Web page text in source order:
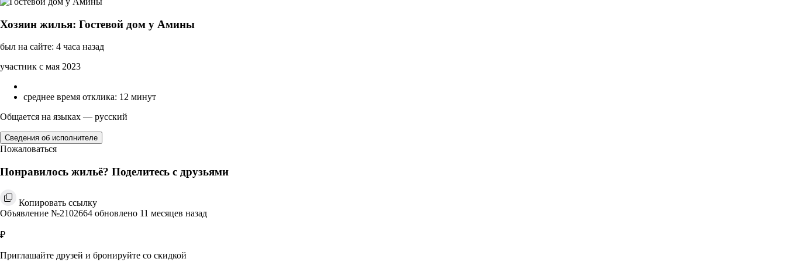
Хозяин жилья: Гостевой дом у Амины
был на сайте: 4 часа назад
участник с мая 2023
среднее время отклика: 12 минут
Общается на языках — русский
Сведения об исполнителе
Пожаловаться
Понравилось жильё? Поделитесь с друзьями
Копировать ссылку
Объявление №2102664 обновлено 11 месяцев назад
₽
Приглашайте друзей и бронируйте со скидкой